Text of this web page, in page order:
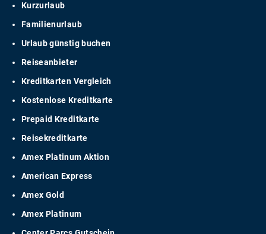
Kurzurlaub
Familienurlaub
Urlaub günstig buchen
Reiseanbieter
Kreditkarten Vergleich
Kostenlose Kreditkarte
Prepaid Kreditkarte
Reisekreditkarte
Amex Platinum Aktion
American Express
Amex Gold
Amex Platinum